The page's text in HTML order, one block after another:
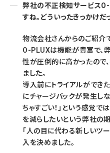
弊社の不正検知サービス
すね。どういったきっかけだ
物流会社さんからのご紹介
O-PLUXは機能が豊富で、
性が圧倒的に高かったので
ました。
導入前にトライアルができ
にチャージバックが発生しな
ちゃすごい！」という感覚
を減らしたいという弊社の
「人の目に代わる新しいツ
入を決めました。